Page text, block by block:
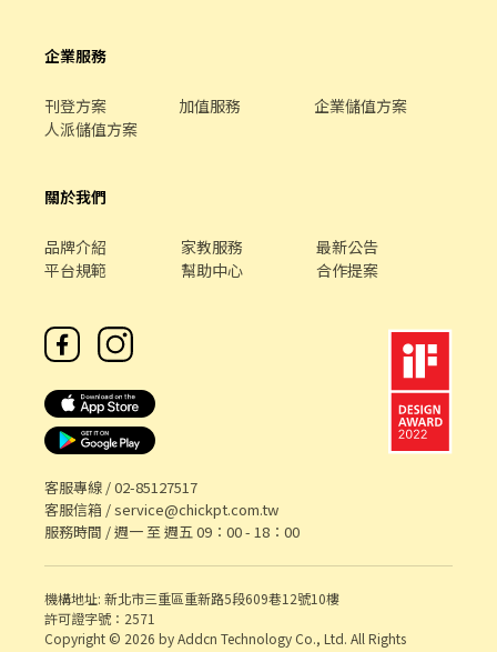
企業服務
刊登方案 加值服務
企業儲值方案
人派儲值方案
關於我們
品牌介紹 家教服務
最新公告
平台規範
幫助中心 合作提案
客服專線 /02-85127517
客服信箱 /service@chickpt.com.tw
服務時間 / 週一 至 週五 09：00 - 18：00
機構地址: 新北市三重區重新路5段609巷12號10樓
許可證字號：2571
Copyright © 2026 by Addcn Technology Co., Ltd. All Rights